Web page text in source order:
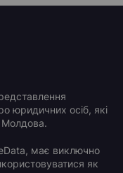
юридичних осіб, які
Молдова.
має виключно
як